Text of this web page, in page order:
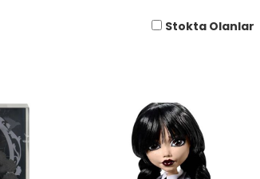
Stokta Olanlar